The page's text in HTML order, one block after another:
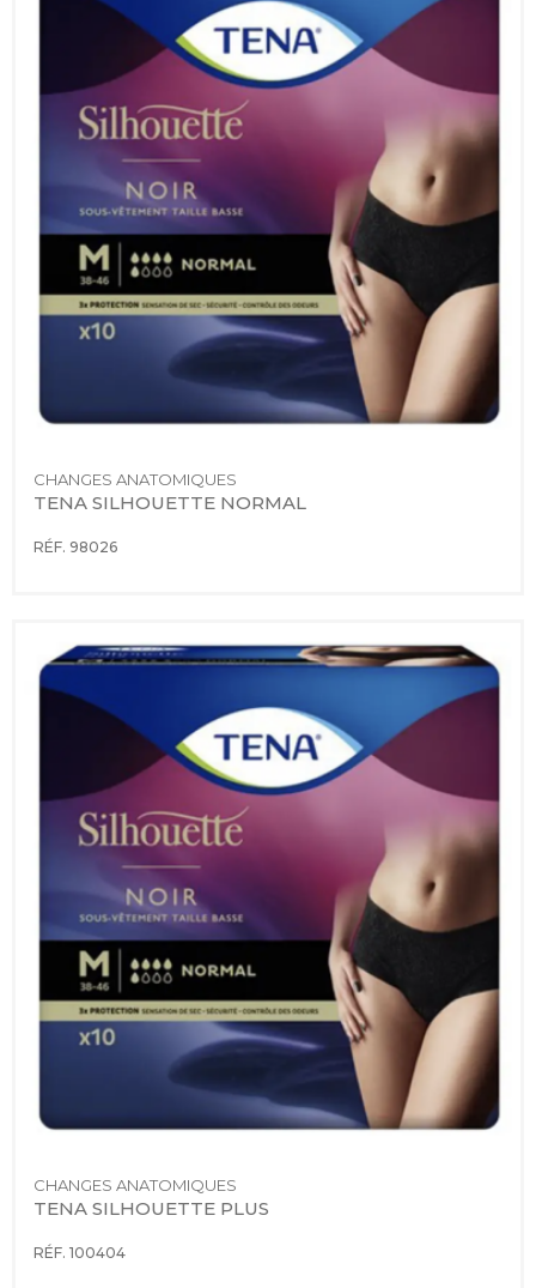
CHANGES ANATOMIQUES
TENA SILHOUETTE NORMAL
RÉF. 98026
CHANGES ANATOMIQUES
TENA SILHOUETTE PLUS
RÉF. 100404